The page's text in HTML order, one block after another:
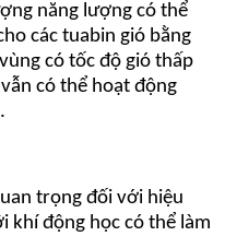
năng lượng có thể
các tuabin gió bằng
có tốc độ gió thấp
có thể hoạt động
trọng đối với hiệu
khí động học có thể làm